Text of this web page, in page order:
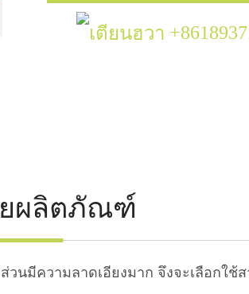
ผลิตภัณฑ์
มีความลาดเอียงมาก จึงจะเลือกใช้